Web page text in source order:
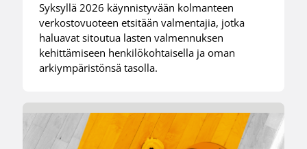
Syksyllä 2026 käynnistyvään kolmanteen
verkostovuoteen etsitään valmentajia, jotka
haluavat sitoutua lasten valmennuksen
kehittämiseen henkilökohtaisella ja oman
arkiympäristönsä tasolla.